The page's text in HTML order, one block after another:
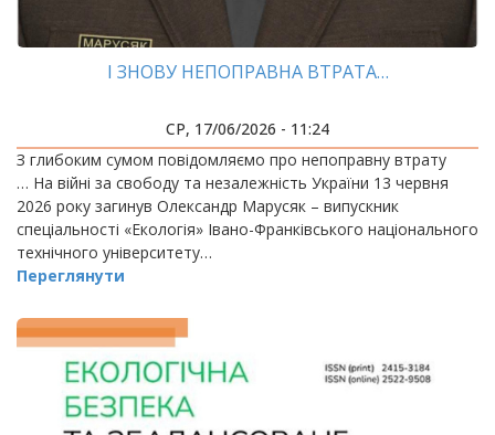
І ЗНОВУ НЕПОПРАВНА ВТРАТА…
СР, 17/06/2026 - 11:24
З глибоким сумом повідомляємо про непоправну втрату
… На війні за свободу та незалежність України 13 червня
2026 року загинув Олександр Марусяк – випускник
спеціальності «Екологія» Івано-Франківського національного
технічного університету…
Переглянути